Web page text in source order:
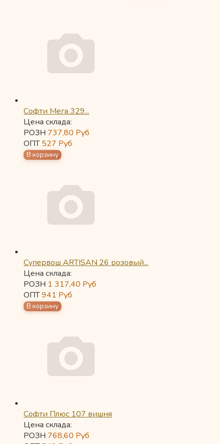
Софти Мега 329...
Цена склада:
РОЗН 737,80 Руб
ОПТ527 Руб
Супервош ARTISAN 26 розовый...
Цена склада:
РОЗН 1 317,40 Руб
ОПТ941 Руб
Софти Плюс 107 вишня
Цена склада:
РОЗН 768,60 Руб